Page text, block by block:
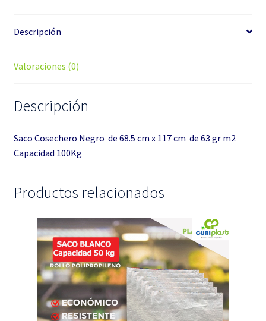
Descripción
Valoraciones (0)
Descripción
Saco Cosechero Negro de 68.5 cm x 117 cm de 63 gr m2
Capacidad 100Kg
Productos relacionados